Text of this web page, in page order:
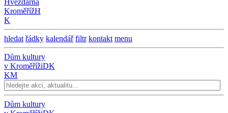
Hvězdárna
KroměřížH
K
hledat řádky kalendář filtr kontakt menu
Dům kultury
v KroměřížiDK
KM
Dům kultury